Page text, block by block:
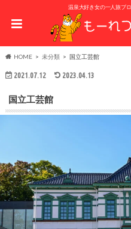
温泉大好き女の一人旅ブ
HOME 未分類 国立工芸館
2021.07.12 2023.04.13
国立工芸館